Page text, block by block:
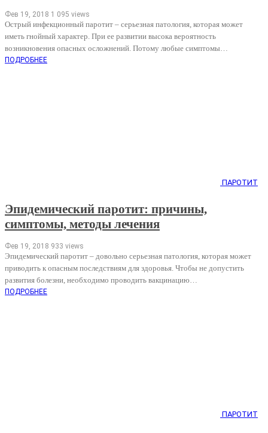
Фев 19, 2018 1 095 views
Острый инфекционный паротит – серьезная патология, которая может
иметь гнойный характер. При ее развитии высока вероятность
возникновения опасных осложнений. Потому любые симптомы…
ПОДРОБНЕЕ
ПАРОТИТ
Эпидемический паротит: причины,
симптомы, методы лечения
Фев 19, 2018 933 views
Эпидемический паротит – довольно серьезная патология, которая может
приводить к опасным последствиям для здоровья. Чтобы не допустить
развития болезни, необходимо проводить вакцинацию…
ПОДРОБНЕЕ
ПАРОТИТ